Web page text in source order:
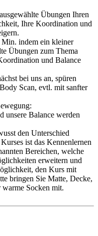
Übungen Ihren
Ihre Koordination und
indem ein kleiner
Übungen zum Thema
und Balance
bei uns an, spüren
Scan, evtl. mit sanfter
unsere Balance werden
den Unterschied
ist das Kennenlernen
Bereichen, welche
erweitern und
den Kurs mit
bringen Sie Matte, Decke,
warme Socken mit.